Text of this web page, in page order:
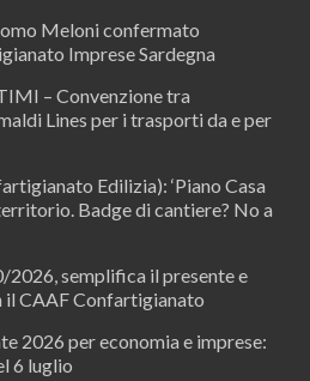
Meloni confermato
Imprese Sardegna
– Convenzione tra
Lines per i trasporti da e per
Edilizia): ‘Piano Casa
Badge di cantiere? No a
2026, semplifica il presente e
CAAF Confartigianato
2026 per economia e imprese:
6 luglio